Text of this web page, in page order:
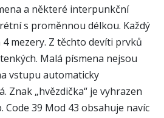
a některé interpunkční
s proměnnou délkou. Každý
mezery. Z těchto devíti prvků
Malá písmena nejsou
vstupu automaticky
Znak „hvězdička“ je vyhrazen
39 Mod 43 obsahuje navíc